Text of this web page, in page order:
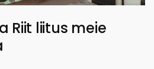
Riit liitus meie